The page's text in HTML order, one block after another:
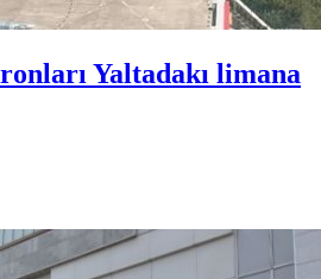
Yaltadakı limana